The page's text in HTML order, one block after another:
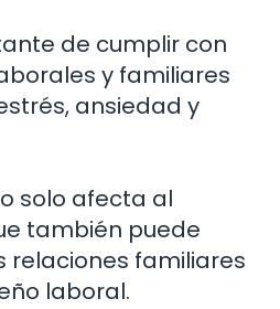
de cumplir con
y familiares
ansiedad y
solo afecta al
también puede
relaciones familiares
laboral.